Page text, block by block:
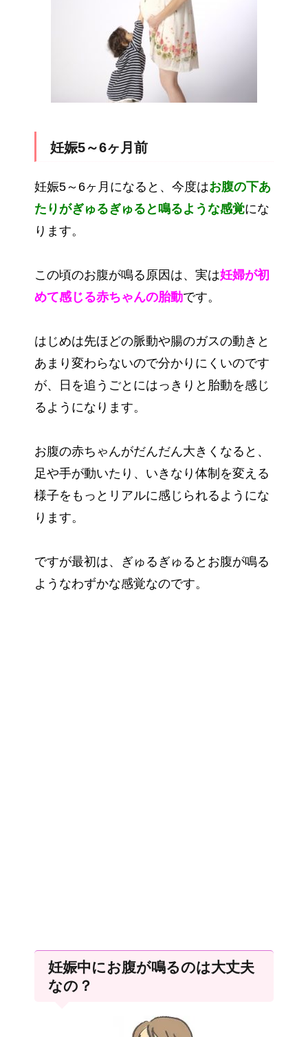
妊娠5～6ヶ月前
妊娠5～6ヶ月になると、今度はお腹の下あ
たりがぎゅるぎゅると鳴るような感覚にな
ります。
この頃のお腹が鳴る原因は、実は妊婦が初
めて感じる赤ちゃんの胎動です。
はじめは先ほどの脈動や腸のガスの動きと
あまり変わらないので分かりにくいのです
が、日を追うごとにはっきりと胎動を感じ
るようになります。
お腹の赤ちゃんがだんだん大きくなると、
足や手が動いたり、いきなり体制を変える
様子をもっとリアルに感じられるようにな
ります。
ですが最初は、ぎゅるぎゅるとお腹が鳴る
ようなわずかな感覚なのです。
妊娠中にお腹が鳴るのは大丈夫
なの？